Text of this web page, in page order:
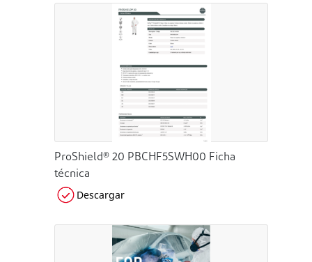
ProShield® 20 PBCHF5SWH00 Ficha
técnica
Descargar